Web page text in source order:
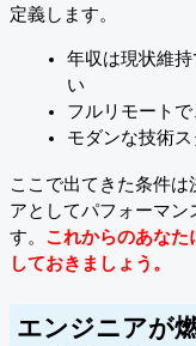
定義します。
年収は現状維
い
フルリモート
モダンな技術
ここで出てきた条件
アとしてパフォーマ
す。 これからのあなた
しておきましょう。
エンジニアが